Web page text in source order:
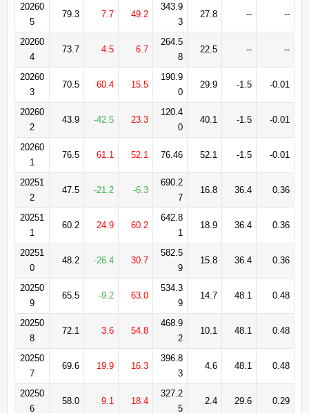
20260
5
79.3 7.7 49.2
343.9
3
27.8 -- --
20260
4
73.7 4.5 6.7
264.5
8
22.5 -- --
20260
3
70.5 60.4 15.5
190.9
0
29.9 -1.5 -0.01
20260
2
43.9 -42.5 23.3
120.4
0
40.1 -1.5 -0.01
20260
1
76.5 61.1 52.1 76.46 52.1 -1.5 -0.01
20251
2
47.5 -21.2 -6.3
690.2
7
16.8 36.4 0.36
20251
1
60.2 24.9 60.2
642.8
1
18.9 36.4 0.36
20251
0
48.2 -26.4 30.7
582.5
9
15.8 36.4 0.36
20250
9
65.5 -9.2 63.0
534.3
9
14.7 48.1 0.48
20250
8
72.1 3.6 54.8
468.9
2
10.1 48.1 0.48
20250
7
69.6 19.9 16.3
396.8
3
4.6 48.1 0.48
20250
6
58.0 9.1 18.4
327.2
5
2.4 29.6 0.29